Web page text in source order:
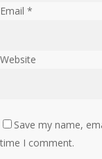
Email *
Website
Save my name,
time I comment.